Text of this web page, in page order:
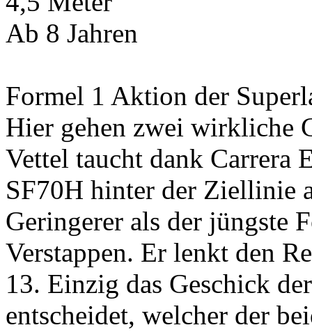
Ab 8 Jahren
Formel 1 Aktion der
Hier gehen zwei wirkliche
Vettel taucht dank Carrera
SF70H hinter der Ziellinie
Geringerer als der jüngste
Verstappen. Er lenkt den
13. Einzig das Geschick
entscheidet, welcher der